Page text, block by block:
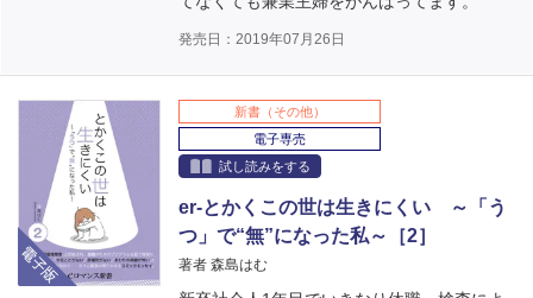
発売日：2019年07月26日
電子版
新書（その他）
電子専売
試し読みをする
er-とかくこの世は生きにくい ～「う
つ」で“無”になった私～［2］
著者 森島はむ